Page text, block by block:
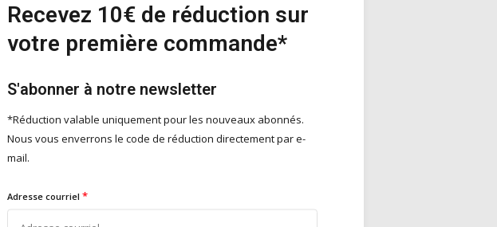
Recevez 10€ de réduction sur
votre première commande*
S'abonner à notre newsletter
*Réduction valable uniquement pour les nouveaux abonnés.
Nous vous enverrons le code de réduction directement par e-
mail.
Adresse courriel *